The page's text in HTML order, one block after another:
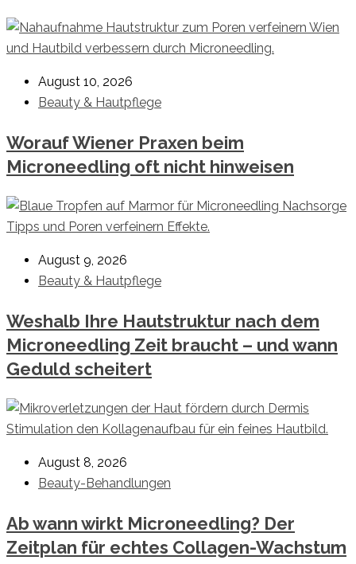
August 10, 2026
Beauty & Hautpflege
Worauf Wiener Praxen beim
Microneedling oft nicht hinweisen
August 9, 2026
Beauty & Hautpflege
Weshalb Ihre Hautstruktur nach dem
Microneedling Zeit braucht – und wann
Geduld scheitert
August 8, 2026
Beauty-Behandlungen
Ab wann wirkt Microneedling? Der
Zeitplan für echtes Collagen-Wachstum